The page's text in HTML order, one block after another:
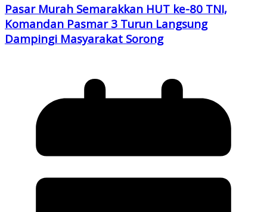
Pasar Murah Semarakkan HUT ke-80 TNI,
Komandan Pasmar 3 Turun Langsung
Dampingi Masyarakat Sorong